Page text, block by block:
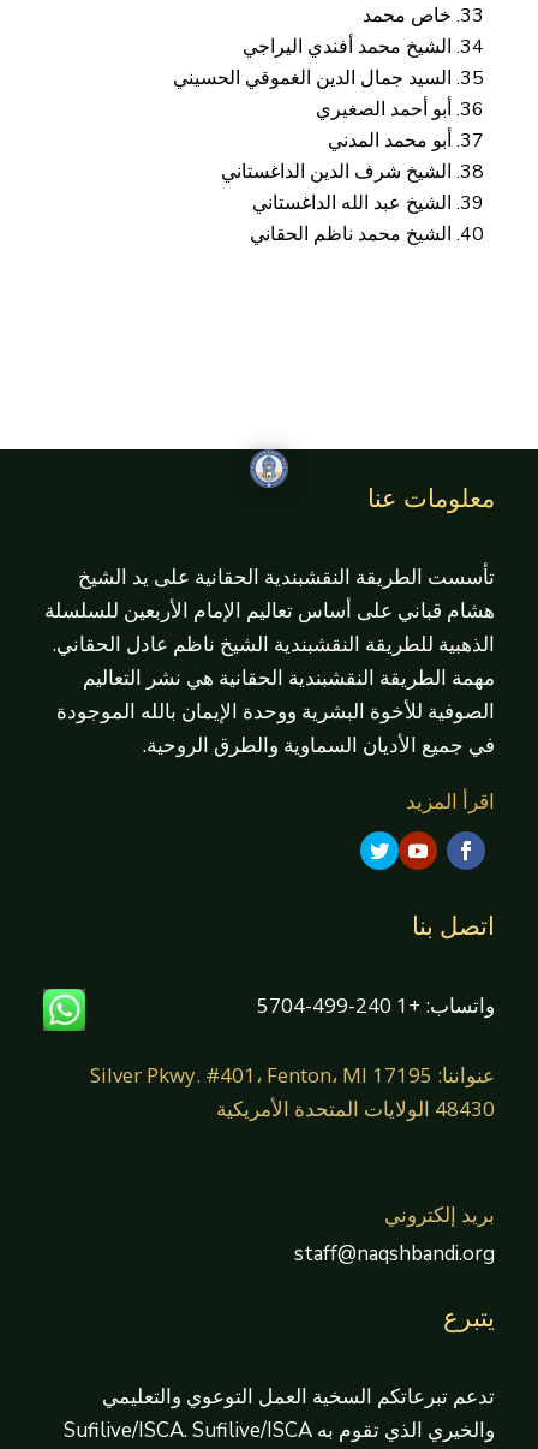
خاص محمد
الشيخ محمد أفندي اليراجي
السيد جمال الدين الغموقي الحسيني
أبو أحمد الصغيري
أبو محمد المدني
الشيخ شرف الدين الداغستاني
الشيخ عبد الله الداغستاني
الشيخ محمد ناظم الحقاني
معلومات عنا
تأسست الطريقة النقشبندية الحقانية على يد الشيخ
هشام قباني على أساس تعاليم الإمام الأربعين للسلسلة
الذهبية للطريقة النقشبندية الشيخ ناظم عادل الحقاني.
مهمة الطريقة النقشبندية الحقانية هي نشر التعاليم
الصوفية للأخوة البشرية ووحدة الإيمان بالله الموجودة
في جميع الأديان السماوية والطرق الروحية.
اقرأ المزيد
اتصل بنا
واتساب: +1 240-499-5704
عنواننا: 17195 Silver Pkwy. #401، Fenton، MI
48430 الولايات المتحدة الأمريكية
بريد إلكتروني
staff@naqshbandi.org
يتبرع
تدعم تبرعاتكم السخية العمل التوعوي والتعليمي
والخيري الذي تقوم به Sufilive/ISCA. Sufilive/ISCA